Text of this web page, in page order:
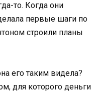
то. Когда они
первые шаги по
строили планы
его таким видела?
для которого деньги